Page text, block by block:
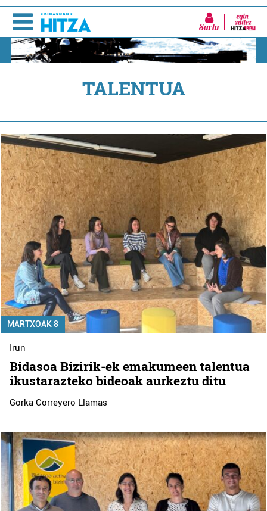
Sartu
TALENTUA
MARTXOAK 8
Irun
Bidasoa Bizirik-ek emakumeen talentua
ikustarazteko bideoak aurkeztu ditu
Gorka Correyero Llamas